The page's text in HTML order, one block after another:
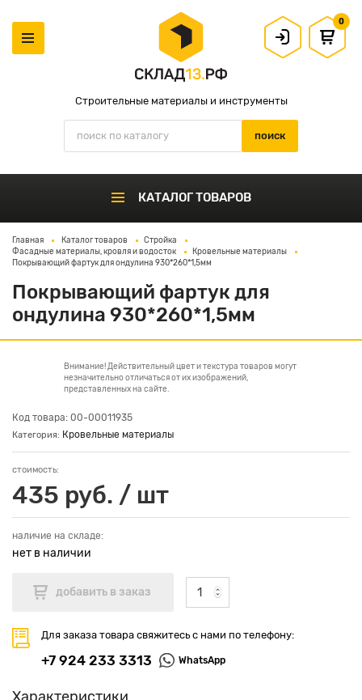
Строительные материалы и инструменты
0
КАТАЛОГ ТОВАРОВ
Главная Каталог товаров
Стройка
Фасадные материалы, кровля и водосток
Кровельные материалы
Покрывающий фартук для ондулина 930*260*1,5мм
Покрывающий фартук для
ондулина 930*260*1,5мм
Внимание! Действительный цвет и текстура товаров могут
незначительно отличаться от их изображений,
представленных на сайте.
Код товара: 00-00011935
Категория: Кровельные материалы
стоимость:
435 руб. / шт
наличие на складе:
нет в наличии
Для заказа товара свяжитесь с нами по телефону:
+7 924 233 3313 WhatsApp